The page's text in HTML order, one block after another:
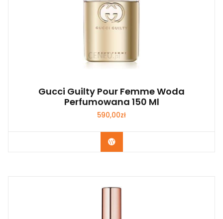
Gucci Guilty Pour Femme Woda
Perfumowana 150 Ml
590,00zł
Zobacz